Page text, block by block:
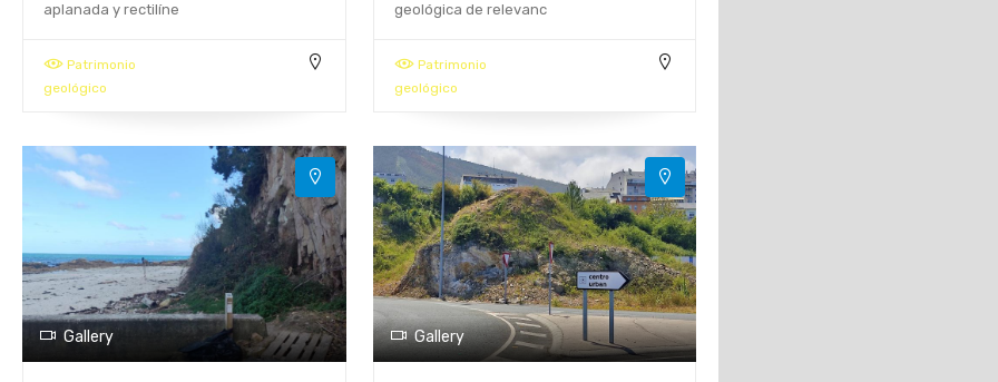
aplanada y rectilíne
Patrimonio
geológico
geológica de relevanc
Patrimonio
geológico
Gallery Gallery